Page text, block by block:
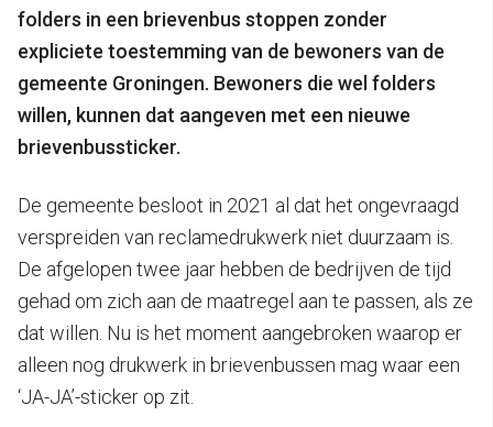
folders in een brievenbus stoppen zonder
expliciete toestemming van de bewoners van de
gemeente Groningen. Bewoners die wel folders
willen, kunnen dat aangeven met een nieuwe
brievenbussticker.
De gemeente besloot in 2021 al dat het ongevraagd
verspreiden van reclamedrukwerk niet duurzaam is.
De afgelopen twee jaar hebben de bedrijven de tijd
gehad om zich aan de maatregel aan te passen, als ze
dat willen. Nu is het moment aangebroken waarop er
alleen nog drukwerk in brievenbussen mag waar een
‘JA-JA’-sticker op zit.